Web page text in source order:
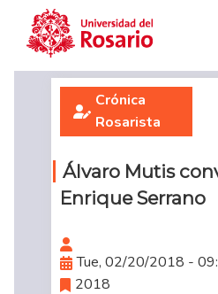
Skip to main content
Crónica
Rosarista
Álvaro Mutis
Enrique Serrano
Tue, 02/20/2018 -
2018